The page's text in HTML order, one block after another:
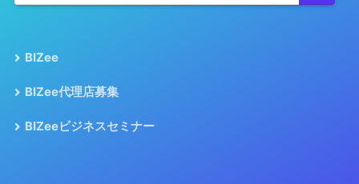
BIZee
BIZee代理店募集
BIZeeビジネスセミナー